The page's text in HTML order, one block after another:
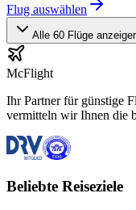
Flug auswählen
Alle 60 Flüge
McFlight
Ihr Partner für günstige
vermitteln wir Ihnen die
Beliebte Reiseziele